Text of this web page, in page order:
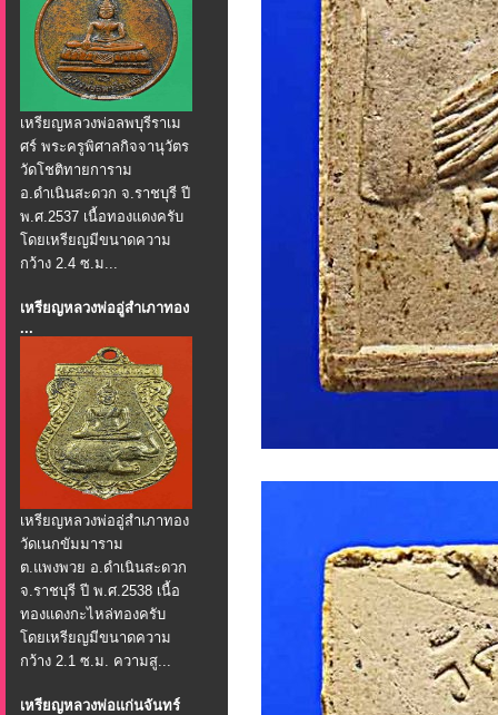
เหรียญหลวงพ่อลพบุรีราเม
ศร์ พระครูพิศาลกิจจานุวัตร
วัดโชติทายการาม
อ.ดำเนินสะดวก จ.ราชบุรี ปี
พ.ศ.2537 เนื้อทองแดงครับ
โดยเหรียญมีขนาดความ
กว้าง 2.4 ซ.ม...
เหรียญหลวงพ่ออู่สำเภาทอง
...
เหรียญหลวงพ่ออู่สำเภาทอง
วัดเนกขัมมาราม
ต.แพงพวย อ.ดำเนินสะดวก
จ.ราชบุรี ปี พ.ศ.2538 เนื้อ
ทองแดงกะไหล่ทองครับ
โดยเหรียญมีขนาดความ
กว้าง 2.1 ซ.ม. ความสู...
เหรียญหลวงพ่อแก่นจันทร์